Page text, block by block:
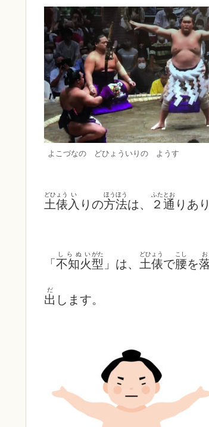
よこづなの どひょういりの ようす
土俵
どひょう
入
い
りの方法
ほうほう
は、 ２通
ふたとお
りあ
「 不知火
しらぬい
型
がた
」は、 土俵
どひょう
で腰
こし
を
お
出
だ
します。